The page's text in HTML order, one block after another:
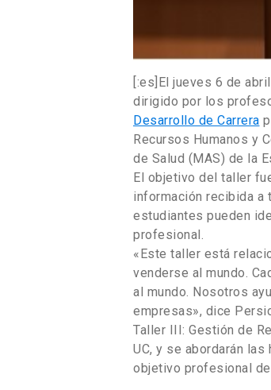
[:es]El jueves 6 de
dirigido por los
Desarrollo de Carrera
Recursos Humanos y
de Salud (MAS) de la
El objetivo del taller
información recibida a
estudiantes pueden
profesional.
«Este taller está
venderse al mundo.
al mundo. Nosotros
empresas», dice
Taller III: Gestión de
UC, y se abordarán
objetivo profesional